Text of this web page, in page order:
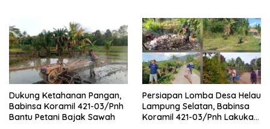
Dukung Ketahanan Pangan,
Babinsa Koramil 421-03/Pnh
Bantu Petani Bajak Sawah
Persiapan Lomba Desa Helau
Lampung Selatan, Babinsa
Koramil 421-03/Pnh Lakukan